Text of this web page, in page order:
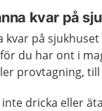
kvar på
kvar på
du har ont i
provtagning,
dricka eller